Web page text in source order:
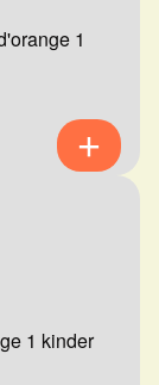
1
1 kinder